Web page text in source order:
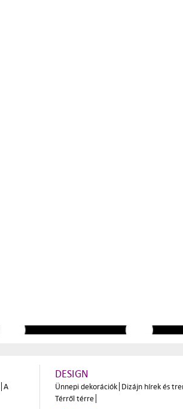
A
DESIGN
Ünnepi dekorációk Dizájn hírek és
Térről térre